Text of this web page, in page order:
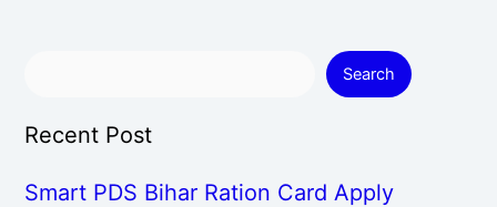
Search
Recent Post
Smart PDS Bihar Ration Card Apply